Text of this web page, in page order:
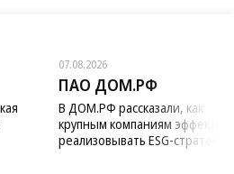
07.08.2026
ПАО ДОМ.РФ
В ДОМ.РФ рассказали, как
крупным компаниям
реализовывать ESG-стратегию